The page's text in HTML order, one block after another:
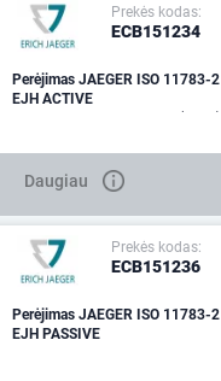
Prekės kodas:
ECB151234
Perėjimas JAEGER ISO 11783-2
EJH ACTIVE
9 kontaktų/12V «ISOBUS (IBBC)
2) Galinis rezistorius [omais]
150 (2x75
Daugiau
Prekės kodas:
ECB151236
Perėjimas JAEGER ISO 11783-2
EJH PASSIVE